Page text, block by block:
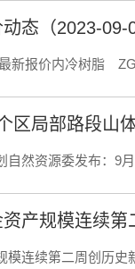
态（2023-09-
新报价内冷树脂
区局部路段山
自然资源委发布：9
模连续第二周创历史